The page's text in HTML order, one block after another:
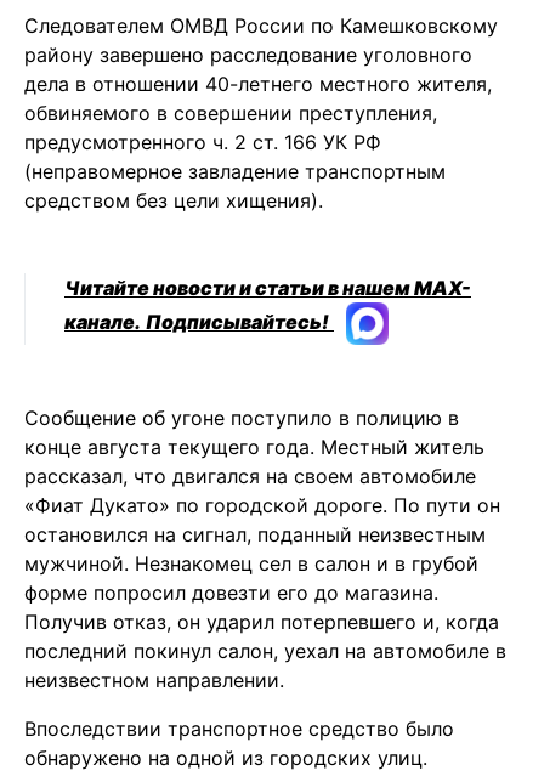
Следователем ОМВД России по Камешковскому
району завершено расследование уголовного
дела в отношении 40-летнего местного жителя,
обвиняемого в совершении преступления,
предусмотренного ч. 2 ст. 166 УК РФ
(неправомерное завладение транспортным
средством без цели хищения).
Читайте новости и статьи в нашем MAX-
канале. Подписывайтесь!
Сообщение об угоне поступило в полицию в
конце августа текущего года. Местный житель
рассказал, что двигался на своем автомобиле
«Фиат Дукато» по городской дороге. По пути он
остановился на сигнал, поданный неизвестным
мужчиной. Незнакомец сел в салон и в грубой
форме попросил довезти его до магазина.
Получив отказ, он ударил потерпевшего и, когда
последний покинул салон, уехал на автомобиле в
неизвестном направлении.
Впоследствии транспортное средство было
обнаружено на одной из городских улиц.